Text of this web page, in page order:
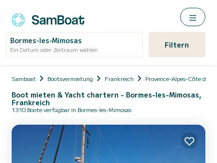
Bormes-les-Mimosas
Ein Datum oder Zeitraum wählen Filtern
Samboat Bootsvermietung Frankreich Provence-Alpes-Côte
Boot mieten & Yacht chartern - Bormes-les-Mimosas,
Frankreich
1310 Boote verfügbar in Bormes-les-Mimosas